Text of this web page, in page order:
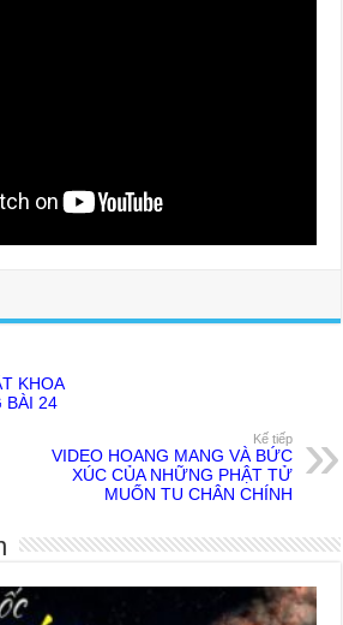
KHOA
BÀI 24
Kế tiếp
VIDEO HOANG MANG VÀ BỨC
XÚC CỦA NHỮNG PHẬT TỬ
MUỐN TU CHÂN CHÍNH